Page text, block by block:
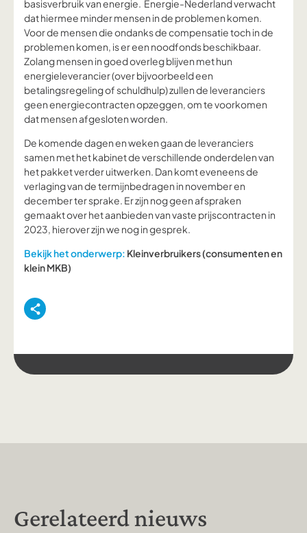
basisverbruik van energie. Energie-Nederland verwacht
dat hiermee minder mensen in de problemen komen.
Voor de mensen die ondanks de compensatie toch in de
problemen komen, is er een noodfonds beschikbaar.
Zolang mensen in goed overleg blijven met hun
energieleverancier (over bijvoorbeeld een
betalingsregeling of schuldhulp) zullen de leveranciers
geen energiecontracten opzeggen, om te voorkomen
dat mensen afgesloten worden.
De komende dagen en weken gaan de leveranciers
samen met het kabinet de verschillende onderdelen van
het pakket verder uitwerken. Dan komt eveneens de
verlaging van de termijnbedragen in november en
december ter sprake. Er zijn nog geen afspraken
gemaakt over het aanbieden van vaste prijscontracten in
2023, hierover zijn we nog in gesprek.
Bekijk het onderwerp: Kleinverbruikers (consumenten en
klein MKB)
Gerelateerd nieuws